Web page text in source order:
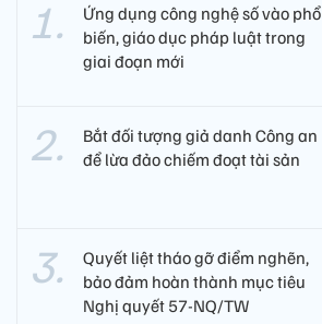
Ứng dụng công nghệ số vào phổ
biến, giáo dục pháp luật trong
giai đoạn mới
Bắt đối tượng giả danh Công an
để lừa đảo chiếm đoạt tài sản
Quyết liệt tháo gỡ điểm nghẽn,
bảo đảm hoàn thành mục tiêu
Nghị quyết 57-NQ/TW